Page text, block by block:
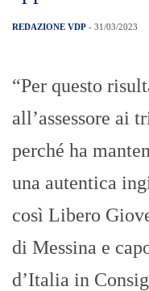
REDAZIONE VDP - 31/03/2023
“Per questo
all’assessore ai
perché ha
una autentica
così Libero
di Messina e
d’Italia in